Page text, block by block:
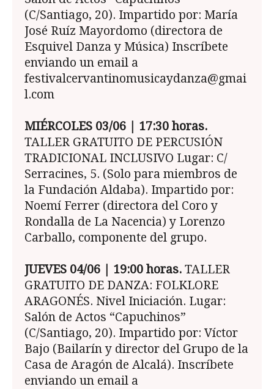
(C/Santiago, 20). Impartido por: María
José Ruíz Mayordomo (directora de
Esquivel Danza y Música) Inscríbete
enviando un email a
festivalcervantinomusicaydanza@gmai
l.com
MIÉRCOLES 03/06 | 17:30 horas.
TALLER GRATUITO DE PERCUSIÓN
TRADICIONAL INCLUSIVO Lugar: C/
Serracines, 5. (Solo para miembros de
la Fundación Aldaba). Impartido por:
Noemí Ferrer (directora del Coro y
Rondalla de La Nacencia) y Lorenzo
Carballo, componente del grupo.
JUEVES 04/06 | 19:00 horas. TALLER
GRATUITO DE DANZA: FOLKLORE
ARAGONÉS. Nivel Iniciación. Lugar:
Salón de Actos “Capuchinos”
(C/Santiago, 20). Impartido por: Víctor
Bajo (Bailarín y director del Grupo de la
Casa de Aragón de Alcalá). Inscríbete
enviando un email a